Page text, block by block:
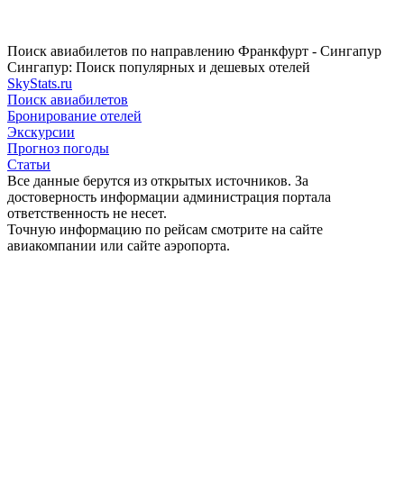
Поиск авиабилетов по направлению Франкфурт - Сингапур
Сингапур: Поиск популярных и дешевых отелей
SkyStats.ru
Поиск авиабилетов
Бронирование отелей
Экскурсии
Прогноз погоды
Статьи
Все данные берутся из открытых источников. За
достоверность информации администрация портала
ответственность не несет.
Точную информацию по рейсам смотрите на сайте
авиакомпании или сайте аэропорта.